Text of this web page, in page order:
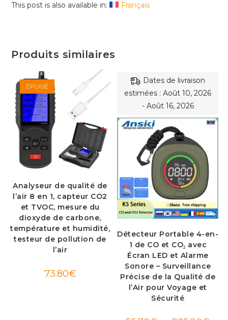
This post is also available in: Français
Produits similaires
ÉPUISÉ
Analyseur de qualité de
l’air 8 en 1, capteur CO2
et TVOC, mesure du
dioxyde de carbone,
température et humidité,
testeur de pollution de
l’air
73.80€
Dates de livraison
estimées : Août 10, 2026
- Août 16, 2026
Détecteur Portable 4-en-
1 de CO et CO₂ avec
Écran LED et Alarme
Sonore – Surveillance
Précise de la Qualité de
l’Air pour Voyage et
Sécurité